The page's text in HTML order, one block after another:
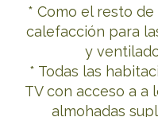
* Como el resto
calefacción para
y
* Todas las
TV con acceso a a
almohadas